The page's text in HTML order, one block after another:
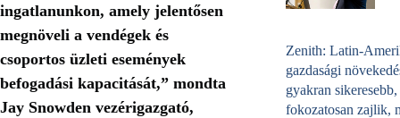
ingatlanunkon, amely jelentősen
megnöveli a vendégek és
csoportos üzleti események
befogadási kapacitását,” mondta
Jay Snowden vezérigazgató,
Zenith: Latin-
gazdasági
gyakran sikeresebb,
fokozatosan zajlik,